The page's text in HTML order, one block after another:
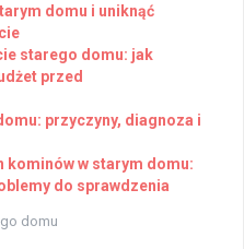
domu i uniknąć
starego domu: jak
przed
przyczyny, diagnoza i
kominów w starym domu:
do sprawdzenia
domu